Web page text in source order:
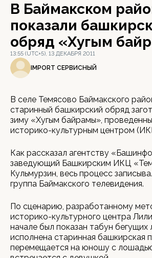
В Баймакском
показали
обряд «Хугым
13:55 (UTC+5), 13 ДЕКАБРЯ 2011
IMPORT СЕРВИСНЫЙ
В селе Темясово Баймакского
старинный башкирский обряд
зиму «Хугым байрамы»,
историко-культурным центром
Как рассказал агентству
заведующий Башкирским ИКЦ
Кульмурзин, весь процесс
группа Баймакского телевидения.
По сценарию, разработанному
историко-культурного центра
начале был показан табун бегущих
исполнена старинная башкирская
перемещается на юношу с